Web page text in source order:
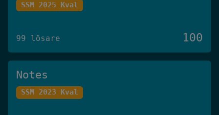
SSM 2025 Kval
99 lösare 100
Notes
SSM 2023 Kval